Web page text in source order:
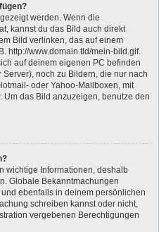
werden. Wenn die
kannst du das Bild auch direkt
Bild verlinken, das auf einem
http://www.domain.tld/mein-bild.gif.
auf deinem eigenen PC befinden
noch zu Bildern, die nur nach
oder Yahoo-Mailboxen, mit
Um das Bild anzuzeigen, benutze den
wichtige Informationen, deshalb
Globale Bekanntmachungen
ebenfalls in deinem persönlichen
schreiben kannst oder nicht,
vergebenen Berechtigungen